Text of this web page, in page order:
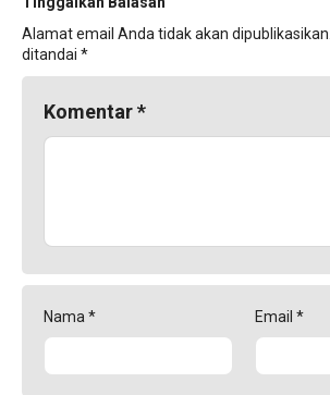
Alamat email Anda tidak akan dipublikasikan.
ditandai *
Komentar*
Nama * Email *